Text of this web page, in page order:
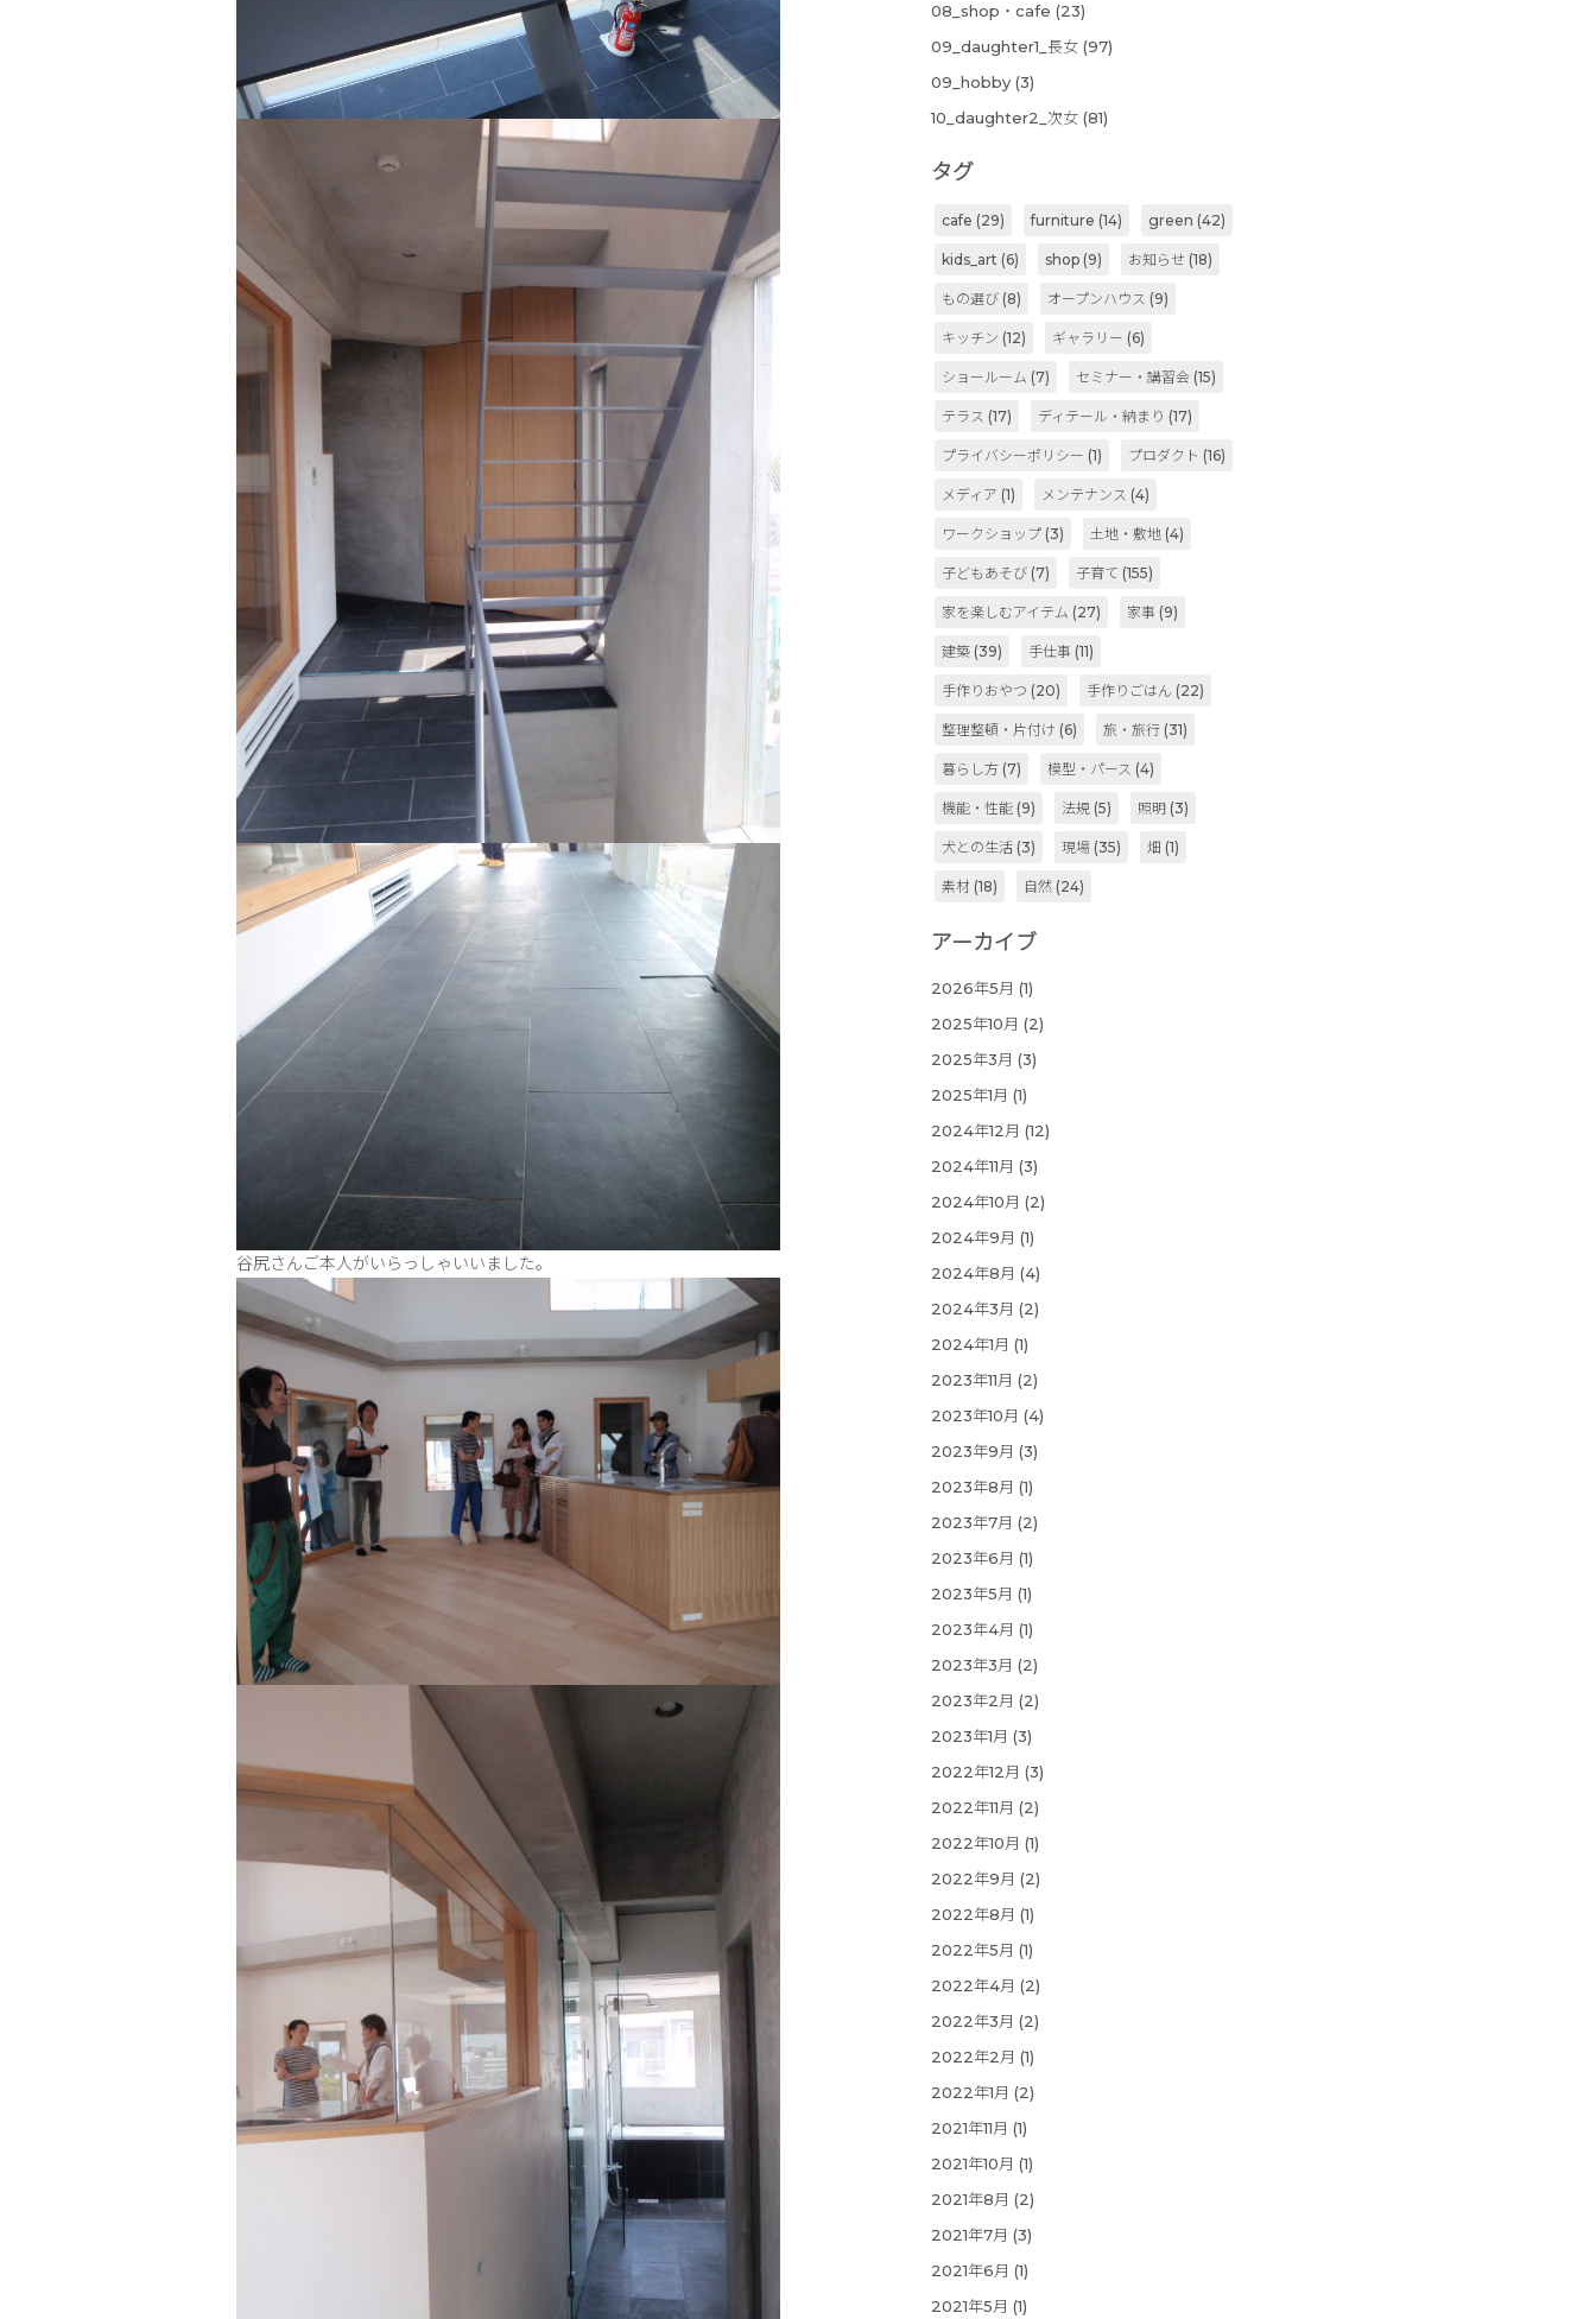
谷尻さんご本人がいらっしゃいいました。
08_shop・cafe (23)
09_daughter1_長女 (97)
09_hobby (3)
10_daughter2_次女 (81)
タグ
cafe (29) furniture (14) green (42)
kids_art (6) shop (9) お知らせ (18)
もの選び (8) オープンハウス (9)
キッチン (12) ギャラリー (6)
ショールーム (7) セミナー・講習会 (15)
テラス (17) ディテール・納まり (17)
プライバシーポリシー (1) プロダクト (16)
メディア (1) メンテナンス (4)
ワークショップ (3) 土地・敷地 (4)
子どもあそび (7) 子育て (155)
家を楽しむアイテム (27) 家事 (9)
建築 (39) 手仕事 (11)
手作りおやつ (20) 手作りごはん (22)
整理整頓・片付け (6) 旅・旅行 (31)
暮らし方 (7) 模型・パース (4)
機能・性能 (9) 法規 (5) 照明 (3)
犬との生活 (3) 現場 (35) 畑 (1)
素材 (18) 自然 (24)
アーカイブ
2026年5月 (1)
2025年10月 (2)
2025年3月 (3)
2025年1月 (1)
2024年12月 (12)
2024年11月 (3)
2024年10月 (2)
2024年9月 (1)
2024年8月 (4)
2024年3月 (2)
2024年1月 (1)
2023年11月 (2)
2023年10月 (4)
2023年9月 (3)
2023年8月 (1)
2023年7月 (2)
2023年6月 (1)
2023年5月 (1)
2023年4月 (1)
2023年3月 (2)
2023年2月 (2)
2023年1月 (3)
2022年12月 (3)
2022年11月 (2)
2022年10月 (1)
2022年9月 (2)
2022年8月 (1)
2022年5月 (1)
2022年4月 (2)
2022年3月 (2)
2022年2月 (1)
2022年1月 (2)
2021年11月 (1)
2021年10月 (1)
2021年8月 (2)
2021年7月 (3)
2021年6月 (1)
2021年5月 (1)